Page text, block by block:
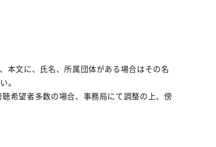
本文に、氏名、所属団体がある場合はその名
。
希望者多数の場合、事務局にて調整の上、傍